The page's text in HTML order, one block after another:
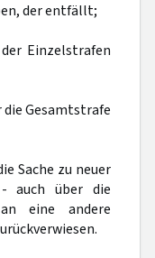
der entfällt;
Einzelstrafen
die Gesamtstrafe
Sache zu neuer
- auch über die
eine andere